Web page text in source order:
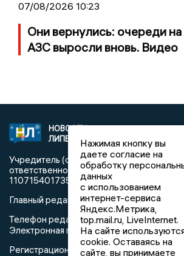
07/08/2026 10:23
Они вернулись: очереди
АЗС выросли вновь. Видео
НОВОСТИ
ЛИПЕЦКА
2021 ©
Учредитель (соучредители): Общество
ответственностью «РЕГИОНАЛЬНЫЕ
1107154017354)
Главный редактор: Герцог Е.Г.
Телефон редакции: +7 903 699 9427
Электронная почта редакции:
Регистрационный номер: серия Эл №
Нажимая кнопку вы
даете согласие на
обработку
данных
с использованием
интернет-сервиса
Яндекс.Метрика,
top.mail.ru, LiveInternet.
На сайте
cookie. Оставаясь на
сайте, вы принимаете